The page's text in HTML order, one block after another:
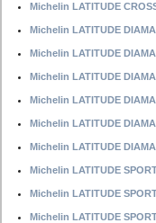
Michelin LATITUDE
Michelin LATITUDE
Michelin LATITUDE
Michelin LATITUDE
Michelin LATITUDE
Michelin LATITUDE
Michelin LATITUDE
Michelin LATITUDE
Michelin LATITUDE
Michelin LATITUDE